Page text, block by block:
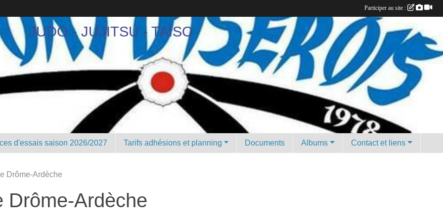
JUDO - JUJITSU - TAÏSO
d'essais saison 2026/2027 Tarifs adhésions et planning Documents Albums Contact et liens
Drôme-Ardèche
Drôme-Ardèche
Participer au site :